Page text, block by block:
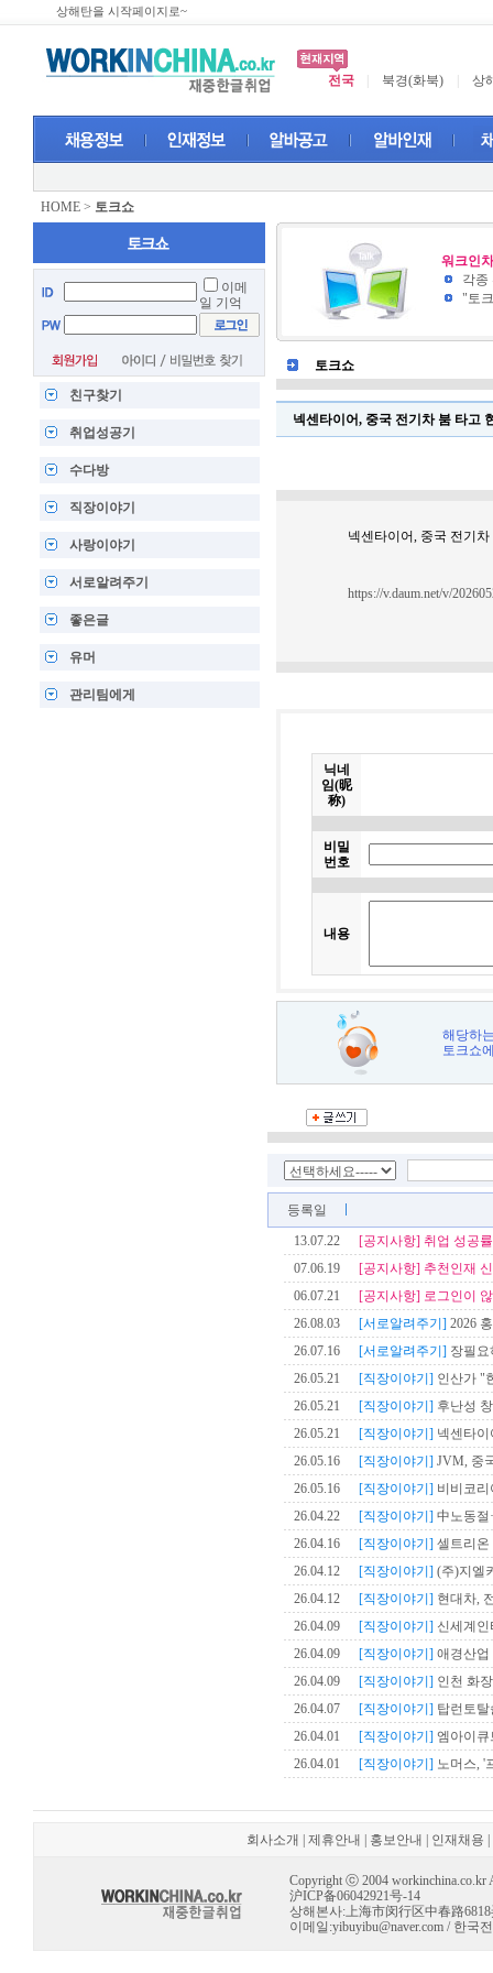
상해탄을 시작페이지로~
전국 북경(화북) 상
HOME > 토크쇼
이메
일 기억
친구찾기
취업성공기
수다방
직장이야기
사랑이야기
서로알려주기
좋은글
유머
관리팀에게
워크인
각종
"토
토크쇼
넥센타이어, 중국 전기차 붐 타고
넥센타이어, 중국 전기
https://v.daum.net/v/
닉네
임(昵
称)
비밀
번호
내용
해당하
토크쇼
등록일
13.07.22
[공지사항] 취업 성공
07.06.19
[공지사항] 추천인재
06.07.21
[공지사항] 로그인이
26.08.03
[서로알려주기] 2026
26.07.16
[서로알려주기] 장필
26.05.21
[직장이야기] 인산가 "
26.05.21
[직장이야기] 후난성
26.05.21
[직장이야기] 넥센타
26.05.16
[직장이야기] JVM, 중
26.05.16
[직장이야기] 비비코
26.04.22
[직장이야기] 中노동절
26.04.16
[직장이야기] 셀트리
26.04.12
[직장이야기] (주)지엘
26.04.12
[직장이야기] 현대차,
26.04.09
[직장이야기] 신세계인
26.04.09
[직장이야기] 애경산업
26.04.09
[직장이야기] 인천 화
26.04.07
[직장이야기] 탑런토탈
26.04.01
[직장이야기] 엠아이큐
26.04.01
[직장이야기] 노머스, '
회사소개 제휴안내 홍보안내 인재채용
Copyright ⓒ 2004 workinchina.co.kr
沪ICP备06042921号-14
상해본사:上海市闵行区中春路6818
이메일:yibuyibu@naver.com/ 한국전